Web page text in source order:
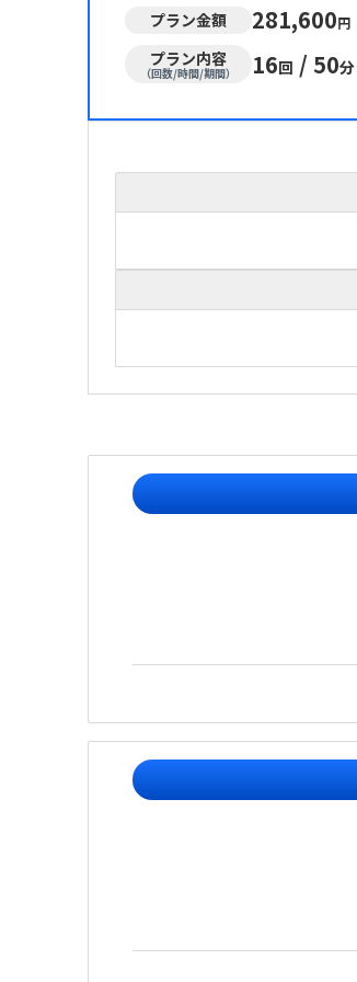
プラン金額 281,600円
プラン内容
（回数/時間/期間） 16回 / 50分